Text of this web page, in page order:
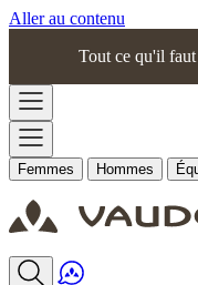
Aller au contenu
Tout ce qu'il
Femmes Hommes